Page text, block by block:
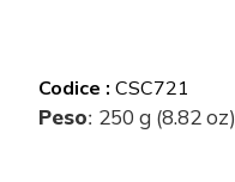
Codice : CSC721
Peso: 250 g (8.82 oz)